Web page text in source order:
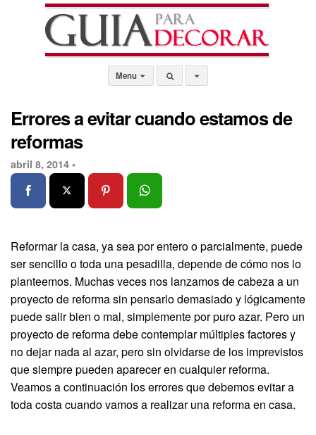
Menu
Errores a evitar cuando estamos de
reformas
abril 8, 2014 •
Reformar la casa, ya sea por entero o parcialmente, puede
ser sencillo o toda una pesadilla, depende de cómo nos lo
planteemos. Muchas veces nos lanzamos de cabeza a un
proyecto de reforma sin pensarlo demasiado y lógicamente
puede salir bien o mal, simplemente por puro azar. Pero un
proyecto de reforma debe contemplar múltiples factores y
no dejar nada al azar, pero sin olvidarse de los imprevistos
que siempre pueden aparecer en cualquier reforma.
Veamos a continuación los errores que debemos evitar a
toda costa cuando vamos a realizar una reforma en casa.